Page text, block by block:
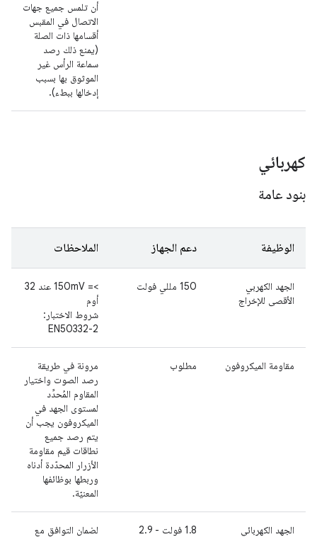
أن تلمس جميع جهات
الاتصال في المقبس
أقسامها ذات الصلة
(يمنع ذلك رصد
سماعة الرأس غير
الموثوق بها بسبب
إدخالها ببطء).
كهربائي
بنود عامة
الوظيفة دعم الجهاز الملاحظات
الجهد الكهربي
الأقصى للإخراج
150 مللي فولت
‫>= 150mV عند 32
أوم
شروط الاختبار:
EN50332-2
مقاومة الميكروفون مطلوب
مرونة في طريقة
رصد الصوت واختيار
المقاوم المُحدِّد
لمستوى الجهد في
الميكروفون يجب أن
يتم رصد جميع
نطاقات قيم مقاومة
الأزرار المحدّدة أدناه
وربطها بوظائفها
المعنيّة.
الجهد الكهربائي
‫1.8 فولت - 2.9
لضمان التوافق مع